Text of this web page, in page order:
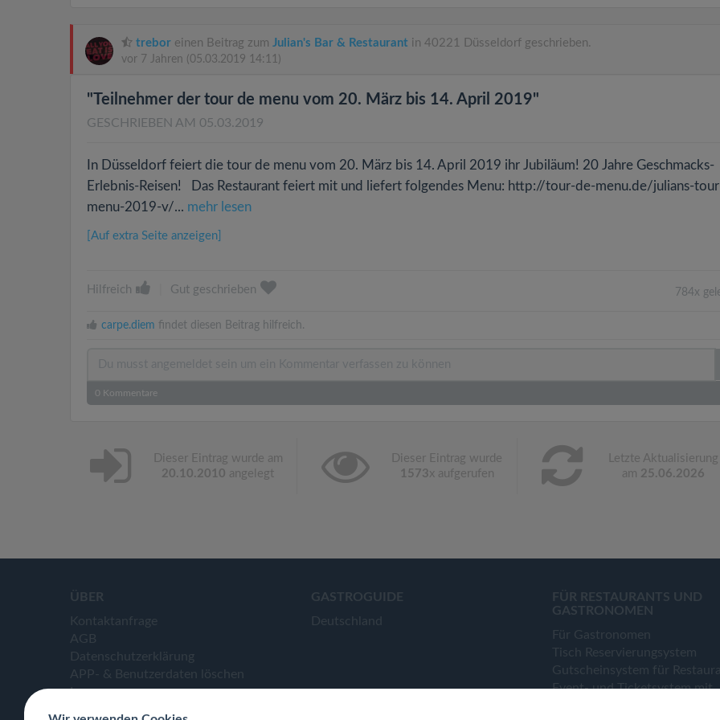
trebor einen Beitrag zum Julian's Bar & Restaurant in 40221 Düsseldorf geschrieben.
vor 7 Jahren (05.03.2019 14:11)
"Teilnehmer der tour de menu vom 20. März bis 14. April 2019"
GESCHRIEBEN AM 05.03.2019
In Düsseldorf feiert die tour de menu vom 20. März bis 14. April 2019 ihr Jubiläum! 20 Jahre Geschmacks-
Erlebnis-Reisen! Das Restaurant feiert mit und liefert folgendes Menu: http://tour-de-menu.de/julians-
menu-2019-v/... mehr lesen
[Auf extra Seite anzeigen]
Hilfreich Gut geschrieben 784x
carpe.diem findet diesen Beitrag hilfreich.
0 Kommentare
Dieser Eintrag wurde am
20.10.2010 angelegt
Dieser Eintrag wurde
1573x aufgerufen
Letzte Aktualisierung
am 25.06.2026
ÜBER
Kontaktanfrage
AGB
Datenschutzerklärung
APP- & Benutzerdaten löschen
Impressum
GASTROGUIDE
Deutschland
FÜR RESTAURANTS UND
GASTRONOMEN
Für Gastronomen
Tisch Reservierungsystem
Gutscheinsystem für
Event- und Ticketsystem mit